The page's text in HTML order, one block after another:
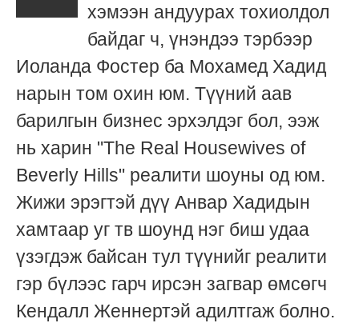
хэмээн андуурах тохиолдол
байдаг ч, үнэндээ тэрбээр
Иоланда Фостер ба Мохамед Хадид
нарын том охин юм. Түүний аав
барилгын бизнес эрхэлдэг бол, ээж
нь харин "The Real Housewives of
Beverly Hills" реалити шоуны од юм.
Жижи эрэгтэй дүү Анвар Хадидын
хамтаар уг тв шоунд нэг биш удаа
үзэгдэж байсан тул түүнийг реалити
гэр бүлээс гарч ирсэн загвар өмсөгч
Кендалл Женнертэй адилтгаж болно.